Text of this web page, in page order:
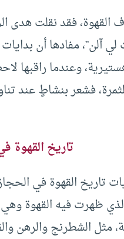
فقد نقلت هدى
آلن”، مفادها أن
وعندما راقبها
فشعر بنشاطٍ عند
تاريخ القهوة
القهوة في
الذي ظهرت فيه